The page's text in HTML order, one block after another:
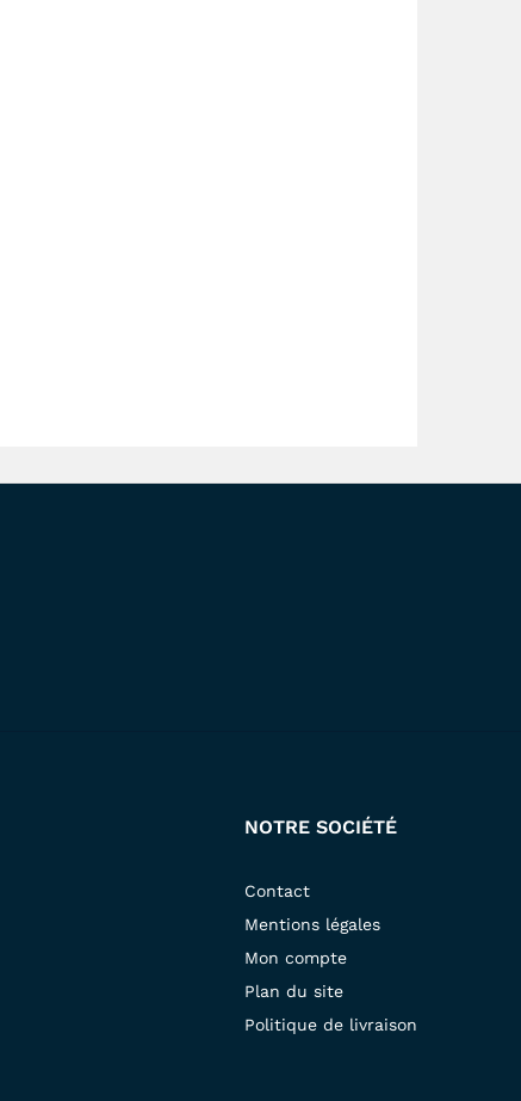
NOTRE SOCIÉTÉ
Contact
Mentions légales
Mon compte
Plan du site
Politique de livraison